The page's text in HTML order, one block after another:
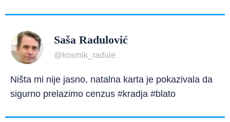
Saša Radulović
@kosmik_radule
Ništa mi nije jasno, natalna karta je pokazivala da
sigurno prelazimo cenzus #kradja #blato